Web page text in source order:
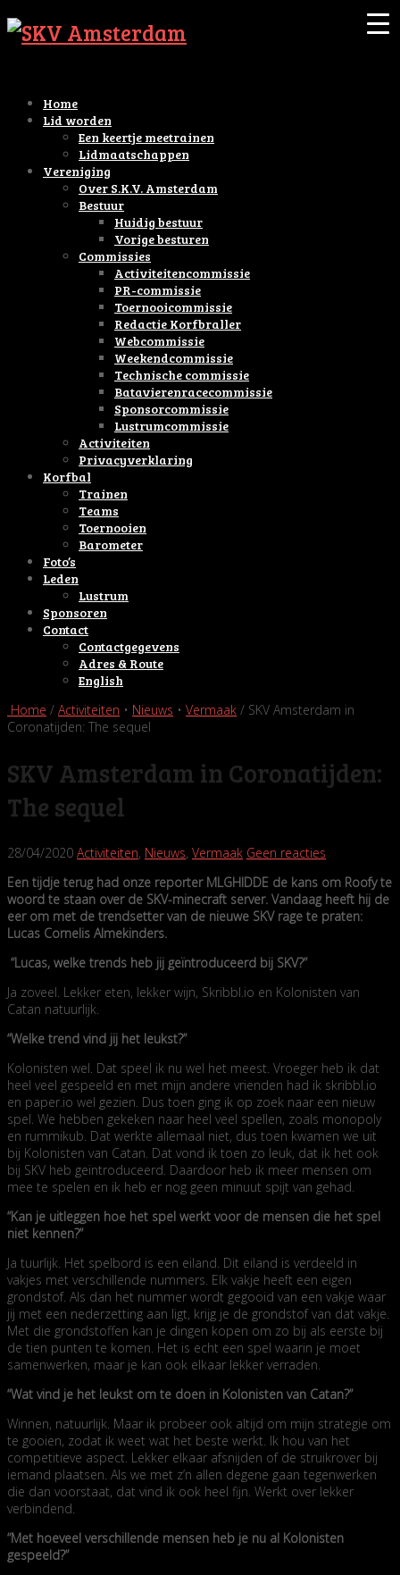
Home
Lid worden
Een keertje meetrainen
Lidmaatschappen
Vereniging
Over S.K.V. Amsterdam
Bestuur
Huidig bestuur
Vorige besturen
Commissies
Activiteitencommissie
PR-commissie
Toernooicommissie
Redactie Korfbraller
Webcommissie
Weekendcommissie
Technische commissie
Batavierenracecommissie
Sponsorcommissie
Lustrumcommissie
Activiteiten
Privacyverklaring
Korfbal
Trainen
Teams
Toernooien
Barometer
Foto’s
Leden
Lustrum
Sponsoren
Contact
Contactgegevens
Adres & Route
English
Home / Activiteiten • Nieuws • Vermaak / SKV Amsterdam in
Coronatijden: The sequel
SKV Amsterdam in Coronatijden:
The sequel
28/04/2020 Activiteiten, Nieuws, Vermaak Geen reacties
Een tijdje terug had onze reporter MLGHIDDE de kans om Roofy te
woord te staan over de SKV-minecraft server. Vandaag heeft hij de
eer om met de trendsetter van de nieuwe SKV rage te praten:
Lucas Cornelis Almekinders.
“Lucas, welke trends heb jij geïntroduceerd bij SKV?”
Ja zoveel. Lekker eten, lekker wijn, Skribbl.io en Kolonisten van
Catan natuurlijk.
“Welke trend vind jij het leukst?”
Kolonisten wel. Dat speel ik nu wel het meest. Vroeger heb ik dat
heel veel gespeeld en met mijn andere vrienden had ik skribbl.io
en paper.io wel gezien. Dus toen ging ik op zoek naar een nieuw
spel. We hebben gekeken naar heel veel spellen, zoals monopoly
en rummikub. Dat werkte allemaal niet, dus toen kwamen we uit
bij Kolonisten van Catan. Dat vond ik toen zo leuk, dat ik het ook
bij SKV heb geïntroduceerd. Daardoor heb ik meer mensen om
mee te spelen en ik heb er nog geen minuut spijt van gehad.
“Kan je uitleggen hoe het spel werkt voor de mensen die het spel
niet kennen?”
Ja tuurlijk. Het spelbord is een eiland. Dit eiland is verdeeld in
vakjes met verschillende nummers. Elk vakje heeft een eigen
grondstof. Als dan het nummer wordt gegooid van een vakje waar
jij met een nederzetting aan ligt, krijg je de grondstof van dat vakje.
Met die grondstoffen kan je dingen kopen om zo bij als eerste bij
de tien punten te komen. Het is echt een spel waarin je moet
samenwerken, maar je kan ook elkaar lekker verraden.
“Wat vind je het leukst om te doen in Kolonisten van Catan?”
Winnen, natuurlijk. Maar ik probeer ook altijd om mijn strategie om
te gooien, zodat ik weet wat het beste werkt. Ik hou van het
competitieve aspect. Lekker elkaar afsnijden of de struikrover bij
iemand plaatsen. Als we met z’n allen degene gaan tegenwerken
die dan voorstaat, dat vind ik ook heel fijn. Werkt over lekker
verbindend.
“Met hoeveel verschillende mensen heb je nu al Kolonisten
gespeeld?”